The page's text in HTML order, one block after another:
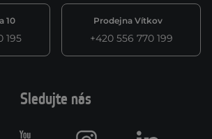
10
195
Prodejna Vítkov
+420 556 770 199
Sledujte nás